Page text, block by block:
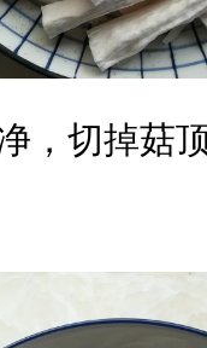
，切掉菇